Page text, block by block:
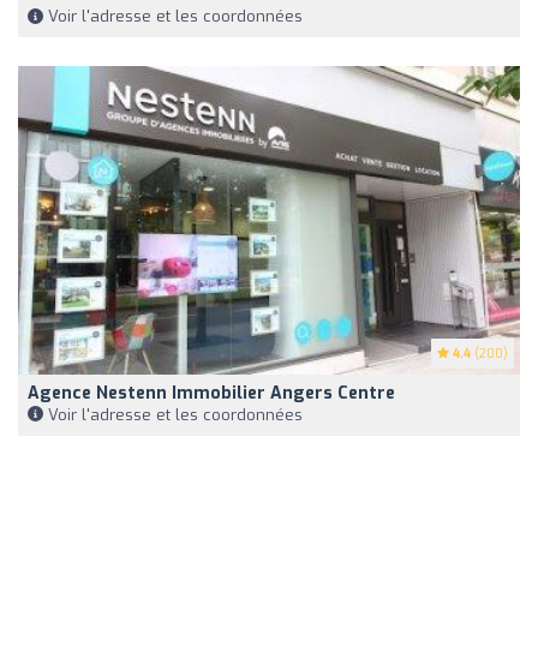
Voir l'adresse et les coordonnées
4.4 (200)
Agence Nestenn Immobilier Angers Centre
Voir l'adresse et les coordonnées